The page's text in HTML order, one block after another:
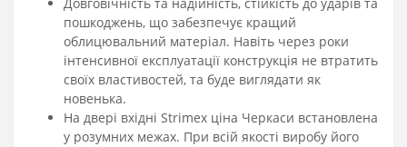
пошкоджень, що забезпечує кращий
облицювальний матеріал. Навіть через роки
інтенсивної експлуатації конструкція не втратить
своїх властивостей, та буде виглядати як
новенька.
На двері вхідні Strimex ціна Черкаси встановлена
у розумних межах. При всій якості виробу його